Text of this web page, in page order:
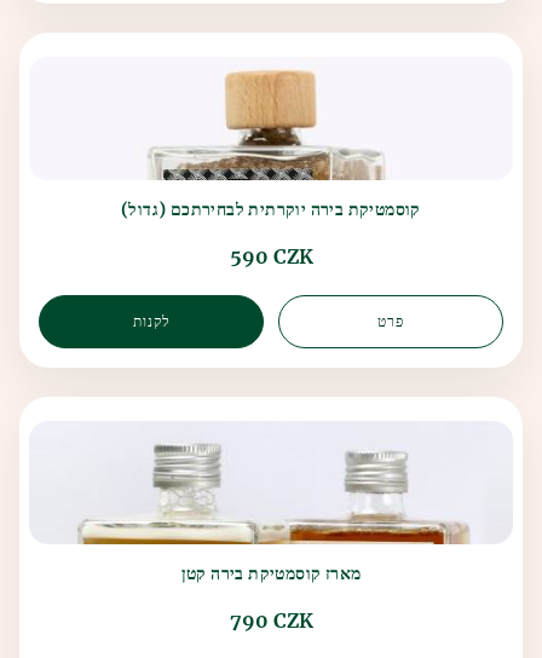
קוסמטיקת בירה יוקרתית לבחירתכם (גדול)
590 CZK
לקנות פרט
מארז קוסמטיקת בירה קטן
790 CZK